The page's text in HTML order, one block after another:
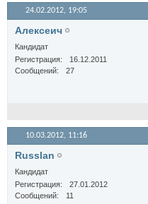
24.02.2012, 19:05
Алексеич
Кандидат
Регистрация
16.12.2011
Сообщений
27
10.03.2012, 11:16
Russlan
Кандидат
Регистрация
27.01.2012
Сообщений
11